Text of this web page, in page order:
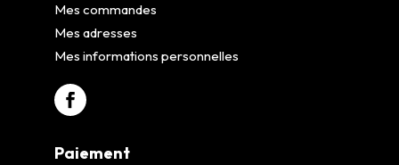
Mes commandes
Mes adresses
Mes informations personnelles
Paiement